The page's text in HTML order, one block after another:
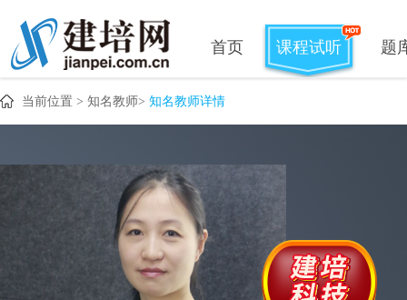
首页 课程试听 题
当前位置 > 知名教师> 知名教师详情